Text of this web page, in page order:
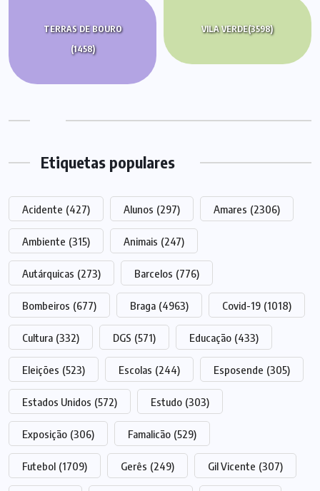
TERRAS DE BOURO
(1458)
VILA VERDE(3598)
Etiquetas populares
Acidente (427) Alunos (297) Amares (2306)
Ambiente (315) Animais (247)
Autárquicas (273) Barcelos (776)
Bombeiros (677) Braga (4963) Covid-19 (1018)
Cultura (332) DGS (571) Educação (433)
Eleições (523) Escolas (244) Esposende (305)
Estados Unidos (572) Estudo (303)
Exposição (306) Famalicão (529)
Futebol (1709) Gerês (249) Gil Vicente (307)